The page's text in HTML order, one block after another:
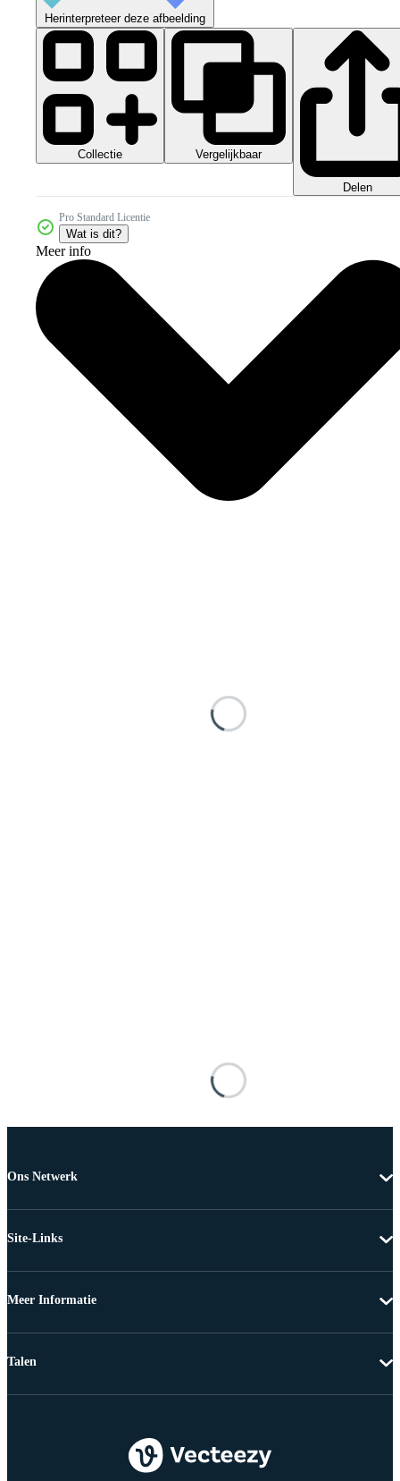
Herinterpreteer deze afbeelding
Collectie Vergelijkbaar
Delen
Pro Standard Licentie
Wat is dit?
Meer info
Ons Netwerk
Site-Links
Meer Informatie
Talen